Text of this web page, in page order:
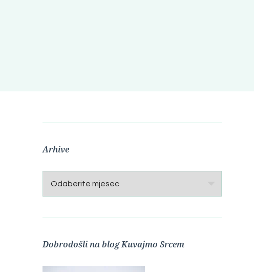
Arhive
Arhive
Dobrodošli na blog Kuvajmo Srcem